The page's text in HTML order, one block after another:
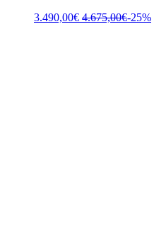
3.490,00€ 4.675,00€-25%